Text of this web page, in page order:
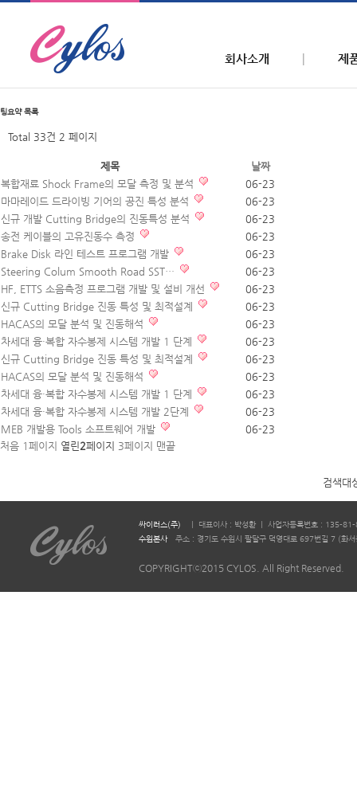
회사소개 제
팅요약목록
Total 33건 2 페이지
제목
날짜
복합재료 Shock Frame의 모달 측정 및 분석
06-23
마마레이드 드라이빙 기어의 공진 특성 분석
06-23
신규 개발 Cutting Bridge의 진동특성 분석
06-23
송전 케이블의 고유진동수 측정
06-23
Brake Disk 라인 테스트 프로그램 개발
06-23
Steering Colum Smooth Road SST…
06-23
HF, ETTS 소음측정 프로그램 개발 및 설비 개선
06-23
신규 Cutting Bridge 진동 특성 및 최적설계
06-23
HACAS의 모달 분석 및 진동해석
06-23
차세대 융·복합 자수봉제 시스템 개발 1 단계
06-23
신규 Cutting Bridge 진동 특성 및 최적설계
06-23
HACAS의 모달 분석 및 진동해석
06-23
차세대 융·복합 자수봉제 시스템 개발 1 단계
06-23
차세대 융·복합 자수봉제 시스템 개발 2단계
06-23
MEB 개발용 Tools 소프트웨어 개발
06-23
처음 1 페이지 열린2페이지 3페이지 맨끝
검색대
싸이러스(주)
ㅣ 대표이사 : 박성환 ㅣ 사업자등록번호 : 135-
수원본사
주소 : 경기도 수원시 팔달구 덕영대로 697번길 7 (
COPYRIGHTⓒ2015 CYLOS. All Right Reserved.